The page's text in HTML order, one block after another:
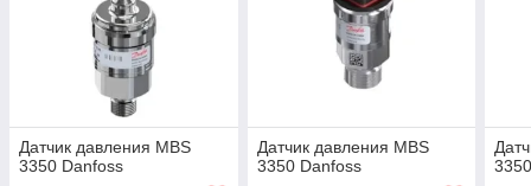
Датчик давления MBS
3350 Danfoss
Датчик давления MBS
3350 Danfoss